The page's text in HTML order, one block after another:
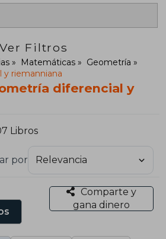
Ver Filtros
Matemáticas
Geometría
y riemanniana
diferencial y
Libros
por
Comparte y
gana dinero